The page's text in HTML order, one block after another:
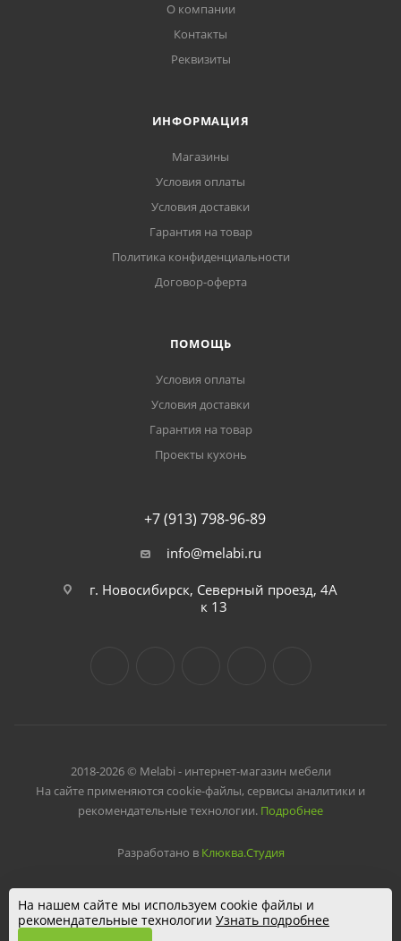
О компании
Контакты
Реквизиты
ИНФОРМАЦИЯ
Магазины
Условия оплаты
Условия доставки
Гарантия на товар
Политика конфиденциальности
Договор-оферта
ПОМОЩЬ
Условия оплаты
Условия доставки
Гарантия на товар
Проекты кухонь
+7 (913) 798-96-89
info@melabi.ru
г. Новосибирск, Северный проезд, 4А
к 13
2018-2026 © Melabi - интернет-магазин мебели
На сайте применяются cookie-файлы, сервисы аналитики и
рекомендательные технологии. Подробнее
Разработано в Клюква.Студия
На нашем сайте мы используем cookie файлы и
рекомендательные технологии Узнать подробнее